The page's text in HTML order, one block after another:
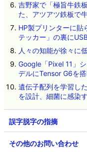
吉野家で「極旨牛鉄
た、アツアツ鉄板で
HP製プリンターに貼
テッカー」の裏に
人々の知能が徐々に
Google「Pixel 11」
デルにTensor G6を
遺伝子配列を学習し
を設計、細菌に感染
その他のお問い合わせ